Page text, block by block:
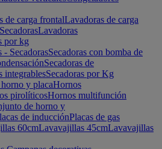
de carga frontalLavadoras de carga
Lavadoras
por kg
- SecadorasSecadoras con bomba de
Secadoras de
integrablesSecadoras por Kg
y placaHornos
pirolíticosHornos multifunción
de horno y
de inducciónPlacas de gas
60cmLavavajillas 45cmLavavajillas